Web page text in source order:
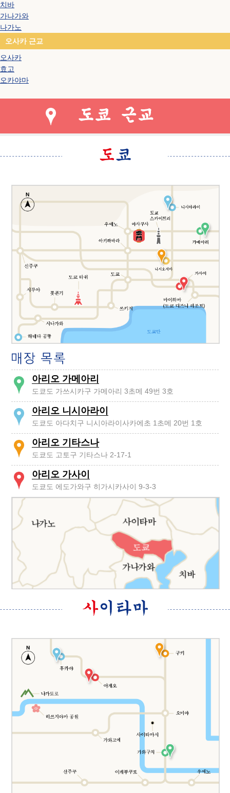
치바
가나가와
나가노
오사카 근교
오사카
효고
오카야마
아리오 가메아리
도쿄도 가쓰시카구 가메아리 3초메 49번 3호
아리오 니시아라이
도쿄도 아다치구 니시아라이사카에초 1초메 20번 1호
아리오 기타스나
도쿄도 고토구 기타스나 2-17-1
아리오 가사이
도쿄도 에도가와구 히가시카사이 9-3-3